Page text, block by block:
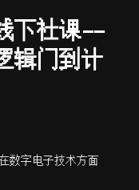
下社课——
辑门到计
数字电子技术方面